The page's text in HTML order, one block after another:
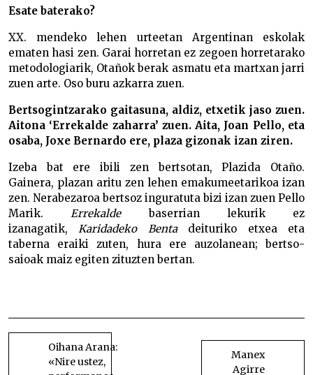
Esate baterako?
XX. mendeko lehen urteetan Argentinan eskolak
ematen hasi zen. Garai horretan ez zegoen horretarako
metodologiarik, Otañok berak asmatu eta martxan jarri
zuen arte. Oso buru azkarra zuen.
Bertsogintzarako gaitasuna, aldiz, etxetik jaso zuen.
Aitona ‘Errekalde zaharra’ zuen. Aita, Joan Pello, eta
osaba, Joxe Bernardo ere, plaza gizonak izan ziren.
Izeba bat ere ibili zen bertsotan, Plazida Otaño.
Gainera, plazan aritu zen lehen emakumeetarikoa izan
zen. Nerabezaroa bertsoz inguratuta bizi izan zuen Pello
Marik.Errekaldebaserrian lekurik ez
izanagatik,Karidadeko Bentadeituriko etxea eta
taberna eraiki zuten, hura ere auzolanean; bertso-
saioak maiz egiten zituzten bertan.
BIDALKETETAN
ZEHAR
NABIGATU
Oihana Arana:
«Nire ustez,
Manex
Agirre